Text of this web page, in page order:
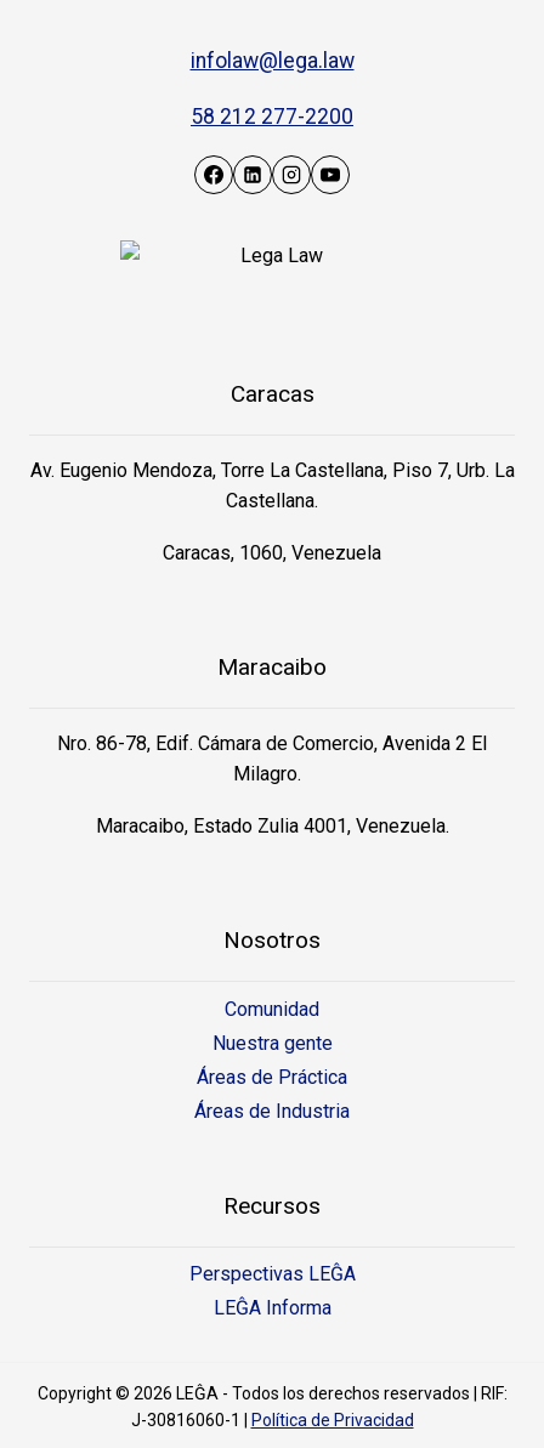
infolaw@lega.law
58 212 277-2200
Caracas
Av. Eugenio Mendoza, Torre La Castellana, Piso 7, Urb. La
Castellana.
Caracas, 1060, Venezuela
Maracaibo
Nro. 86-78, Edif. Cámara de Comercio, Avenida 2 El
Milagro.
Maracaibo, Estado Zulia 4001, Venezuela.
Nosotros
Comunidad
Nuestra gente
Áreas de Práctica
Áreas de Industria
Recursos
Perspectivas LEĜA
LEĜA Informa
Copyright © 2026 LEĜA - Todos los derechos reservados | RIF:
J-30816060-1 |
Política de Privacidad